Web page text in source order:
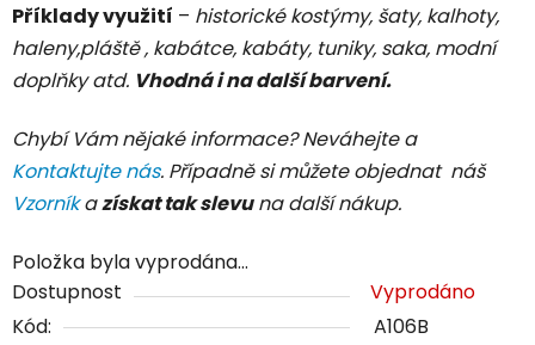
Příklady využití – historické kostýmy, šaty, kalhoty,
haleny,pláště , kabátce, kabáty, tuniky, saka, modní
doplňky atd. Vhodná i na další barvení.
Chybí Vám nějaké informace? Neváhejte a
Kontaktujte nás. Případně si můžete objednat náš
Vzorníkazískat tak slevuna další nákup.
Položka byla vyprodána…
Dostupnost
Vyprodáno
Kód:
A106B